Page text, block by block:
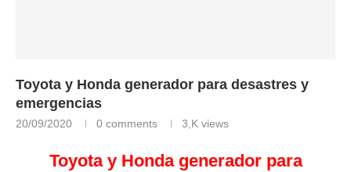
Toyota y Honda generador para desastres y
emergencias
20/09/2020 0 comments 3,K views
Toyota y Honda generador para